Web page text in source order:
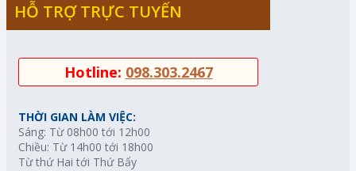
HỖ TRỢ TRỰC TUYẾN
Hotline: 098.303.2467
THỜI GIAN LÀM VIỆC:
Sáng: Từ 08h00 tới 12h00
Chiều: Từ 14h00 tới 18h00
Từ thứ Hai tới Thứ Bẩy